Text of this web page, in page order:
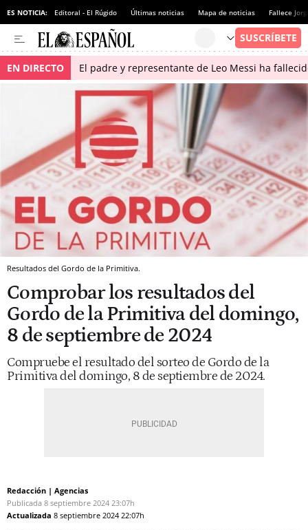
ES NOTICIA: Editoral - El Rúgido Últimas noticias Mapa de noticias Fallece
EN DIRECTO El padre y representante de Leo Messi ha
Resultados del Gordo de la Primitiva.
Comprobar los resultados del
Gordo de la Primitiva del domingo,
8 de septiembre de 2024
Compruebe el resultado del sorteo de Gordo de la
Primitiva del domingo, 8 de septiembre de 2024.
Redacción | Agencias
Publicada 8 septiembre 2024 23:07h
Actualizada 8 septiembre 2024 22:07h